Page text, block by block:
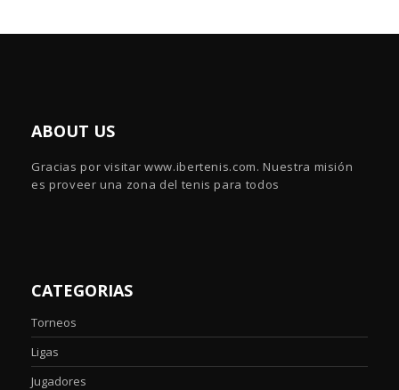
ABOUT US
Gracias por visitar www.ibertenis.com. Nuestra misión
es proveer una zona del tenis para todos
CATEGORIAS
Torneos
Ligas
Jugadores